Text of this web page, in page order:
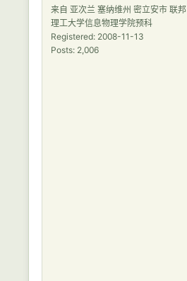
来自 亚次兰 塞纳维州 密立安市 联邦
理工大学信息物理学院预科
Registered: 2008-11-13
Posts: 2,006